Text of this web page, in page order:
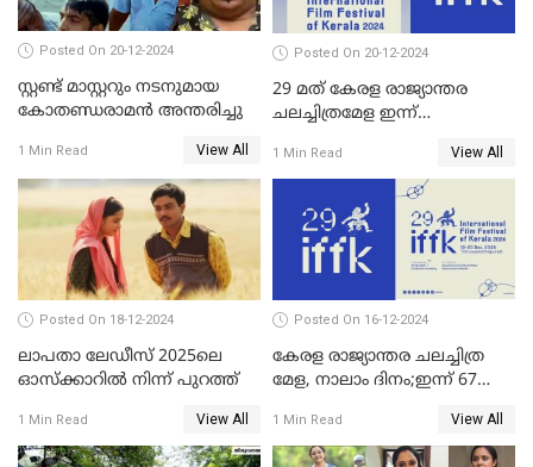
Posted On 20-12-2024
സ്റ്റണ്ട് മാസ്റ്ററും നടനുമായ
കോതണ്ഡരാമൻ അന്തരിച്ചു
1 Min Read View All
Posted On 20-12-2024
29 മത് കേരള രാജ്യാന്തര
ചലച്ചിത്രമേള ഇന്ന്
1 Min Read View All
Posted On 18-12-2024
ലാപതാ ലേഡീസ് 2025ലെ
ഓസ്‌ക്കാറില്‍ നിന്ന് പുറത്ത്
1 Min Read View All
Posted On 16-12-2024
കേരള രാജ്യാന്തര ചലച്ചിത്ര
മേള, നാലാം ദിനം;ഇന്ന് 67
1 Min Read View All